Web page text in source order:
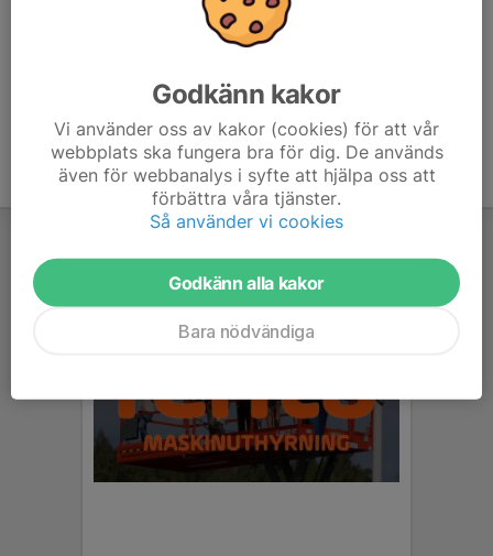
Godkänn kakor
Vi använder oss av kakor (cookies) för att vår
webbplats ska fungera bra för dig. De används
även för webbanalys i syfte att hjälpa oss att
förbättra våra tjänster.
Så använder vi cookies
Godkänn alla kakor
Bara nödvändiga